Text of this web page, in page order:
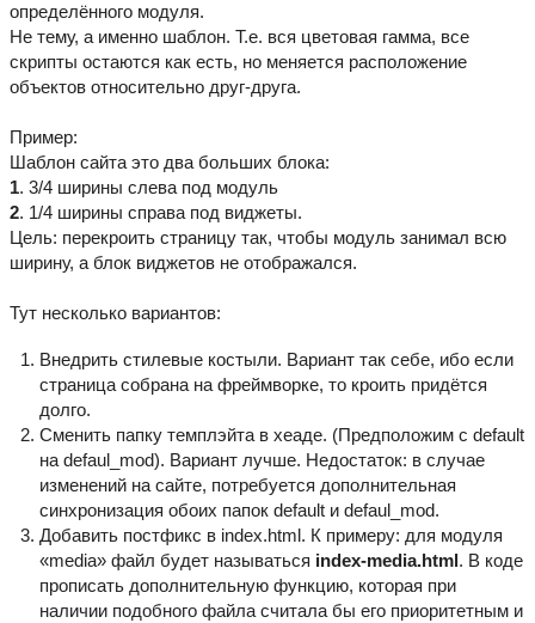
определённого модуля.
Не тему, а именно шаблон. Т.е. вся цветовая гамма, все
скрипты остаются как есть, но меняется расположение
объектов относительно друг-друга.
Пример:
Шаблон сайта это два больших блока:
1. 3/4 ширины слева под модуль
2. 1/4 ширины справа под виджеты.
Цель: перекроить страницу так, чтобы модуль занимал всю
ширину, а блок виджетов не отображался.
Тут несколько вариантов:
Внедрить стилевые костыли. Вариант так себе, ибо если
страница собрана на фреймворке, то кроить придётся
долго.
Сменить папку темплэйта в хеаде. (Предположим с default
на defaul_mod). Вариант лучше. Недостаток: в случае
изменений на сайте, потребуется дополнительная
синхронизация обоих папок default и defaul_mod.
Добавить постфикс в index.html. К примеру: для модуля
«media» файл будет называться index-media.html. В коде
прописать дополнительную функцию, которая при
наличии подобного файла считала бы его приоритетным и